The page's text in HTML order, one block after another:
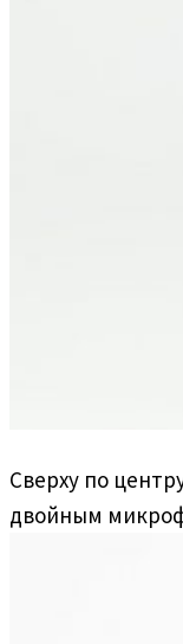
Сверху по
двойным